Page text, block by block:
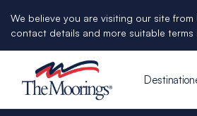
We believe you are visiting our site
contact details and more suitable